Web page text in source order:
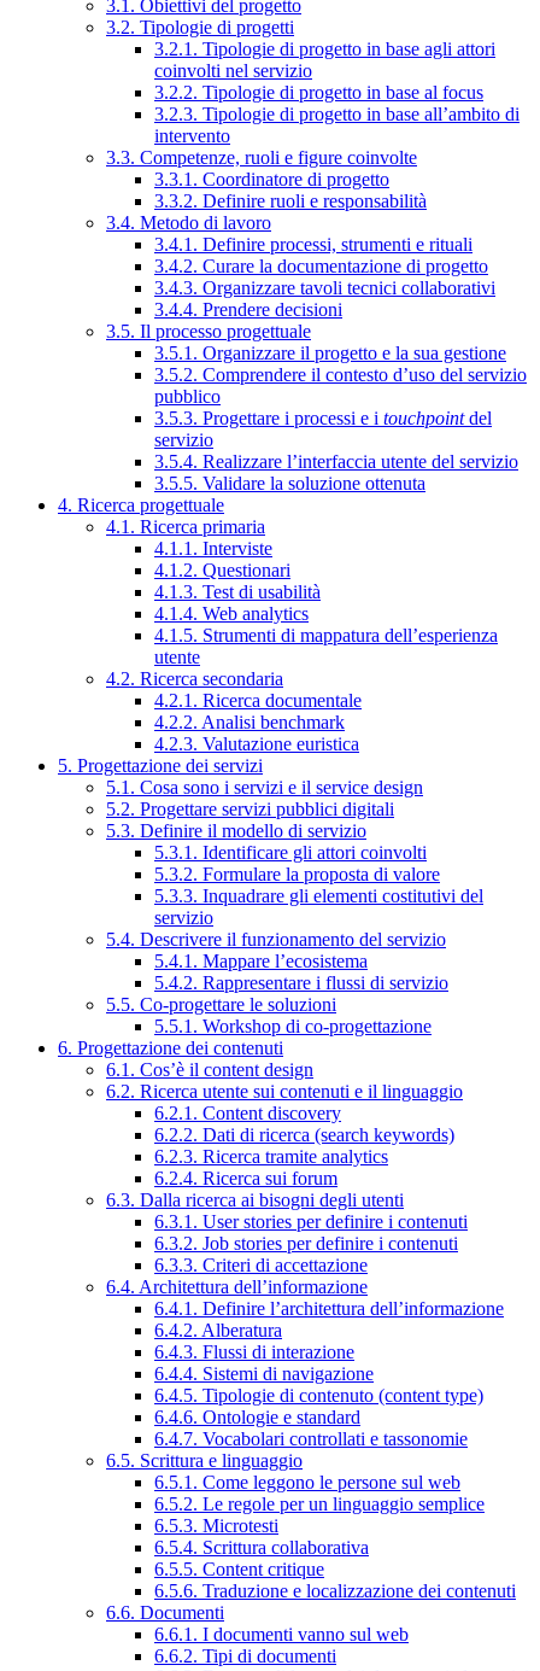
3.1. Obiettivi del progetto
3.2. Tipologie di progetti
3.2.1. Tipologie di progetto in base agli attori
coinvolti nel servizio
3.2.2. Tipologie di progetto in base al focus
3.2.3. Tipologie di progetto in base all’ambito di
intervento
3.3. Competenze, ruoli e figure coinvolte
3.3.1. Coordinatore di progetto
3.3.2. Definire ruoli e responsabilità
3.4. Metodo di lavoro
3.4.1. Definire processi, strumenti e rituali
3.4.2. Curare la documentazione di progetto
3.4.3. Organizzare tavoli tecnici collaborativi
3.4.4. Prendere decisioni
3.5. Il processo progettuale
3.5.1. Organizzare il progetto e la sua gestione
3.5.2. Comprendere il contesto d’uso del servizio
pubblico
3.5.3. Progettare i processi e i touchpointdel
servizio
3.5.4. Realizzare l’interfaccia utente del servizio
3.5.5. Validare la soluzione ottenuta
4. Ricerca progettuale
4.1. Ricerca primaria
4.1.1. Interviste
4.1.2. Questionari
4.1.3. Test di usabilità
4.1.4. Web analytics
4.1.5. Strumenti di mappatura dell’esperienza
utente
4.2. Ricerca secondaria
4.2.1. Ricerca documentale
4.2.2. Analisi benchmark
4.2.3. Valutazione euristica
5. Progettazione dei servizi
5.1. Cosa sono i servizi e il service design
5.2. Progettare servizi pubblici digitali
5.3. Definire il modello di servizio
5.3.1. Identificare gli attori coinvolti
5.3.2. Formulare la proposta di valore
5.3.3. Inquadrare gli elementi costitutivi del
servizio
5.4. Descrivere il funzionamento del servizio
5.4.1. Mappare l’ecosistema
5.4.2. Rappresentare i flussi di servizio
5.5. Co-progettare le soluzioni
5.5.1. Workshop di co-progettazione
6. Progettazione dei contenuti
6.1. Cos’è il content design
6.2. Ricerca utente sui contenuti e il linguaggio
6.2.1. Content discovery
6.2.2. Dati di ricerca (search keywords)
6.2.3. Ricerca tramite analytics
6.2.4. Ricerca sui forum
6.3. Dalla ricerca ai bisogni degli utenti
6.3.1. User stories per definire i contenuti
6.3.2. Job stories per definire i contenuti
6.3.3. Criteri di accettazione
6.4. Architettura dell’informazione
6.4.1. Definire l’architettura dell’informazione
6.4.2. Alberatura
6.4.3. Flussi di interazione
6.4.4. Sistemi di navigazione
6.4.5. Tipologie di contenuto (content type)
6.4.6. Ontologie e standard
6.4.7. Vocabolari controllati e tassonomie
6.5. Scrittura e linguaggio
6.5.1. Come leggono le persone sul web
6.5.2. Le regole per un linguaggio semplice
6.5.3. Microtesti
6.5.4. Scrittura collaborativa
6.5.5. Content critique
6.5.6. Traduzione e localizzazione dei contenuti
6.6. Documenti
6.6.1. I documenti vanno sul web
6.6.2. Tipi di documenti